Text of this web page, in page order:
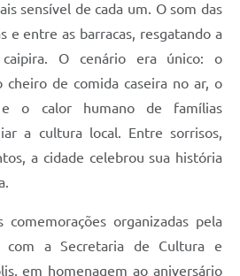
sensível de cada um. O som das
e entre as barracas, resgatando a
caipira. O cenário era único: o
de comida caseira no ar, o
e o calor humano de famílias
a cultura local. Entre sorrisos,
a cidade celebrou sua história
organizadas pela
com a Secretaria de Cultura e
em homenagem ao aniversário